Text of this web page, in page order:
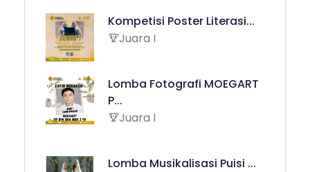
Kompetisi Poster Literasi...
Juara I
Lomba Fotografi MOEGART
P...
Juara I
Lomba Musikalisasi Puisi ...